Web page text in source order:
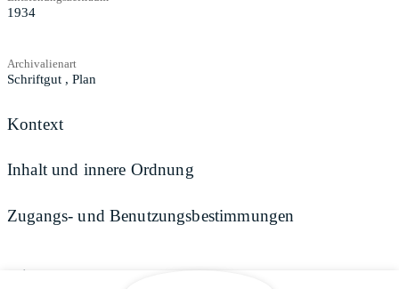
1934
Archivalienart
Schriftgut , Plan
Kontext
Inhalt und innere Ordnung
Zugangs- und Benutzungsbestimmungen
Teilen